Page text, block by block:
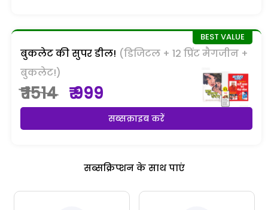
बुकलेट की सुपर डील! (डिजिटल + 12 प्रिंट मैगजीन +
बुकलेट!)
₹ 1514 ₹ 999
सब्सक्राइब करें
सब्सक्रिप्शन के साथ पाएं